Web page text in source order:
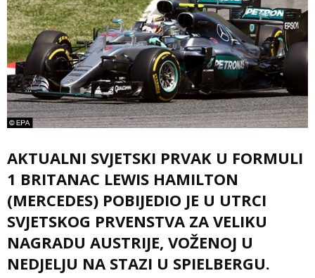
AKTUALNI SVJETSKI PRVAK U FORMULI
1 BRITANAC LEWIS HAMILTON
(MERCEDES) POBIJEDIO JE U UTRCI
SVJETSKOG PRVENSTVA ZA VELIKU
NAGRADU AUSTRIJE, VOŽENOJ U
NEDJELJU NA STAZI U SPIELBERGU.